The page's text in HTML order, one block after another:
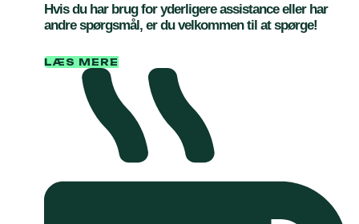
Hvis du har brug for yderligere assistance eller har
andre spørgsmål, er du velkommen til at spørge!
LÆS MERE